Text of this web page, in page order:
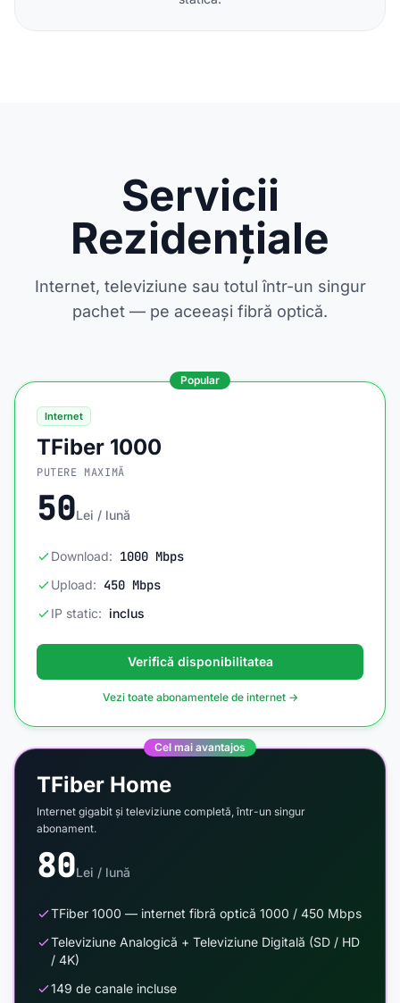
Servicii
Rezidențiale
Internet, televiziune sau totul într-un singur
pachet — pe aceeași fibră optică.
Popular
Internet
TFiber 1000
PUTERE MAXIMĂ
50Lei / lună
Download: 1000 Mbps
Upload: 450 Mbps
IP static: inclus
Verifică disponibilitatea
Vezi toate abonamentele de internet →
Cel mai avantajos
TFiber Home
Internet gigabit și televiziune completă, într-un singur
abonament.
80Lei / lună
TFiber 1000 — internet fibră optică 1000 / 450 Mbps
Televiziune Analogică + Televiziune Digitală (SD / HD
/ 4K)
149 de canale incluse